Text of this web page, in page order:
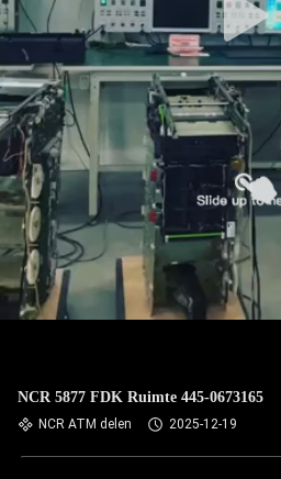
NCR 5877 FDK Ruimte 445-0673165
NCR ATM delen 2025-12-19